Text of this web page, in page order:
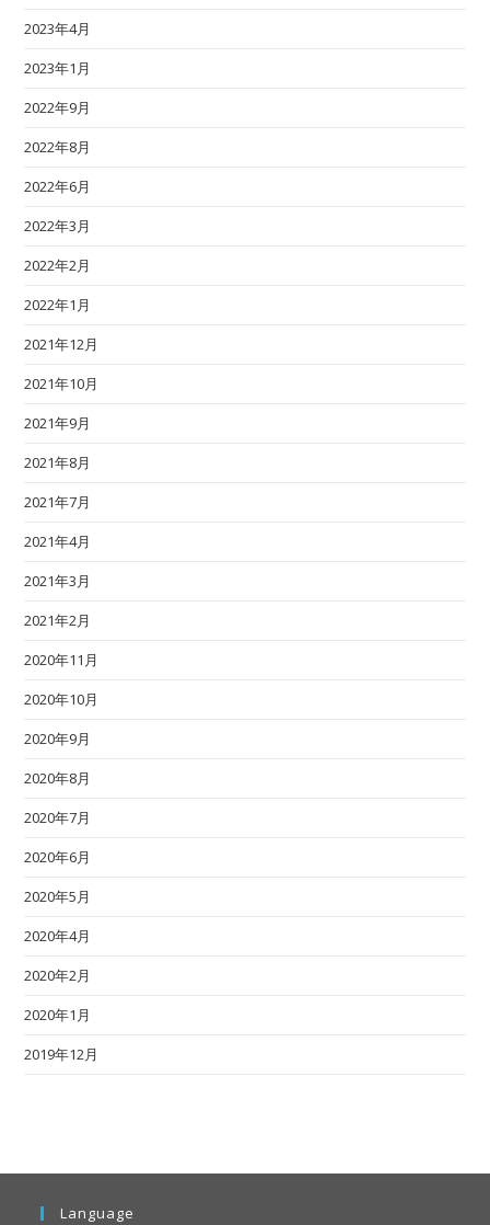
2023年4月
2023年1月
2022年9月
2022年8月
2022年6月
2022年3月
2022年2月
2022年1月
2021年12月
2021年10月
2021年9月
2021年8月
2021年7月
2021年4月
2021年3月
2021年2月
2020年11月
2020年10月
2020年9月
2020年8月
2020年7月
2020年6月
2020年5月
2020年4月
2020年2月
2020年1月
2019年12月
Language